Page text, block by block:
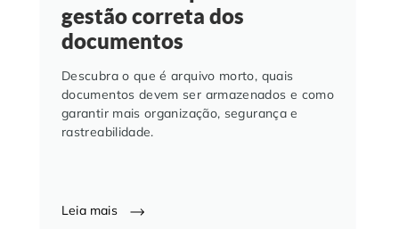
gestão correta dos
documentos
Descubra o que é arquivo morto, quais
documentos devem ser armazenados e como
garantir mais organização, segurança e
rastreabilidade.
Leia mais